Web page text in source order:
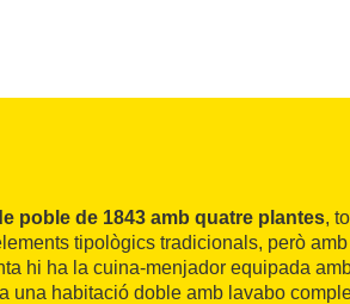
poble de 1843 amb quatre plantes,
tipològics tradicionals, però
hi ha la cuina-menjador equipada
una habitació doble amb lavabo